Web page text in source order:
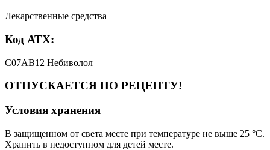
Лекарственные средства
Код АТХ:
C07AB12 Небиволол
ОТПУСКАЕТСЯ ПО РЕЦЕПТУ!
Условия хранения
В защищенном от света месте при температуре не выше 25 °С.
Хранить в недоступном для детей месте.